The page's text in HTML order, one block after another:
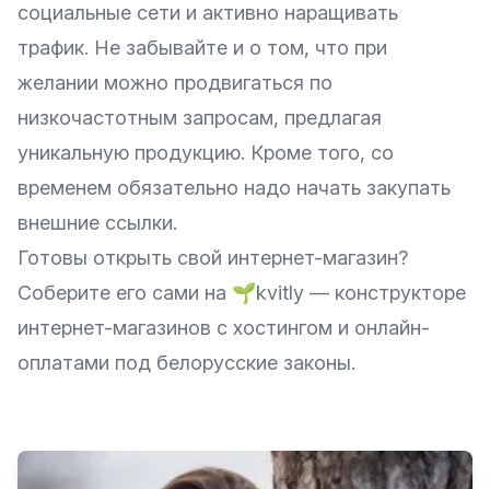
социальные сети и активно наращивать
трафик. Не забывайте и о том, что при
желании можно продвигаться по
низкочастотным запросам, предлагая
уникальную продукцию. Кроме того, со
временем обязательно надо начать закупать
внешние ссылки.
Готовы открыть свой интернет-магазин?
Соберите его сами на 🌱kvitly — конструкторе
интернет-магазинов с хостингом и онлайн-
оплатами под белорусские законы.